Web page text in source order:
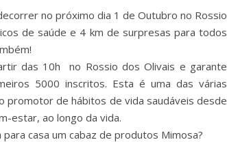
no próximo dia 1 de Outubro no Rossio
de saúde e 4 km de surpresas para todos
das 10h no Rossio dos Olivais e garante
5000 inscritos. Esta é uma das várias
promotor de hábitos de vida saudáveis desde
estar, ao longo da vida.
casa um cabaz de produtos Mimosa?